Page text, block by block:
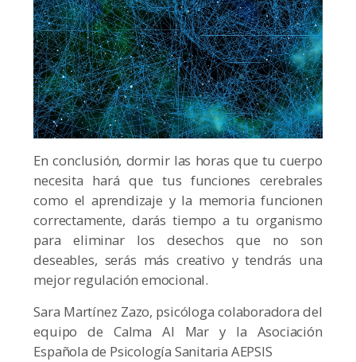
En conclusión, dormir las horas que tu cuerpo
necesita hará que tus funciones cerebrales
como el aprendizaje y la memoria funcionen
correctamente, darás tiempo a tu organismo
para eliminar los desechos que no son
deseables, serás más creativo y tendrás una
mejor regulación emocional.
Sara Martínez Zazo, psicóloga colaboradora del
equipo de Calma Al Mar y la Asociación
Española de Psicología Sanitaria AEPSIS